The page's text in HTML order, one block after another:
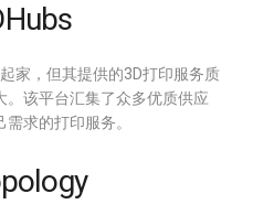
家，但其提供的3D打印服务质
该平台汇集了众多优质供应
求的打印服务。